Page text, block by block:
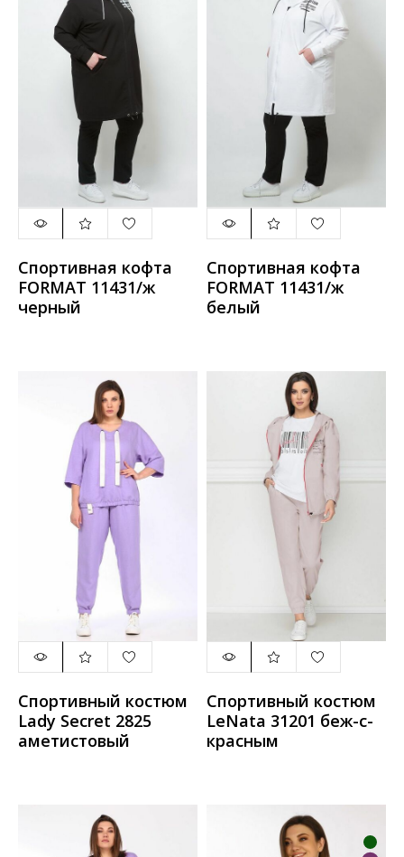
Спортивная кофта
FORMAT 11431/ж
черный
Спортивная кофта
FORMAT 11431/ж
белый
Спортивный костюм
Lady Secret 2825
аметистовый
Спортивный костюм
LeNata 31201 беж-с-
красным